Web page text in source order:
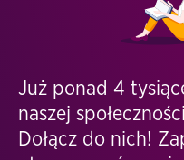
Już ponad 4
naszej
Dołącz do nich!